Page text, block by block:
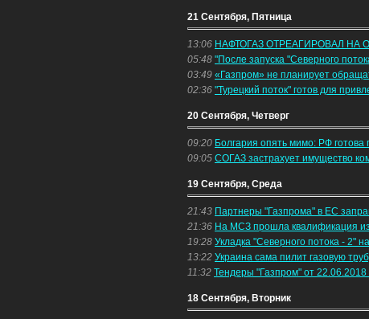
21 Сентября, Пятница
13:06 НАФТОГАЗ ОТРЕАГИРОВАЛ НА
05:48 "После запуска "Северного
03:49 «Газпром» не планирует
02:36 "Турецкий поток" готов для
20 Сентября, Четверг
09:20 Болгария опять мимо: РФ
09:05 СОГАЗ застрахует имущество
19 Сентября, Среда
21:43 Партнеры "Газпрома" в ЕС
21:36 На МСЗ прошла квалификация
19:28 Укладка "Северного потока - 2"
13:22 Украина сама пилит газовую
11:32 Тендеры "Газпром" от 22.06.2018
18 Сентября, Вторник